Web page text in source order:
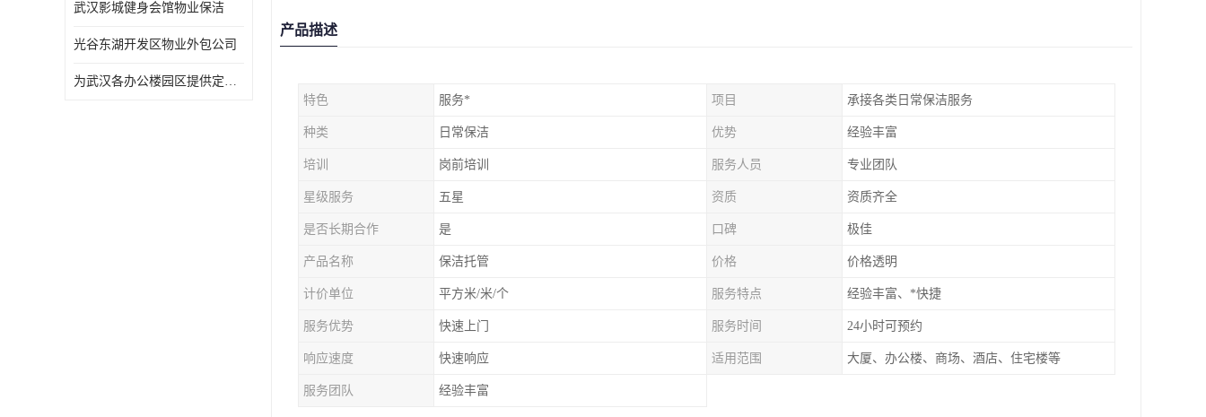
武汉影城健身会馆物业保洁
光谷东湖开发区物业外包公司
为武汉各办公楼园区提供定点保洁服务
产品描述
特色 服务* 项目 承接各类日常保洁服务
种类 日常保洁 优势 经验丰富
培训 岗前培训 服务人员 专业团队
星级服务 五星 资质 资质齐全
是否长期合作 是 口碑 极佳
产品名称 保洁托管 价格 价格透明
计价单位 平方米/米/个 服务特点 经验丰富、*快捷
服务优势 快速上门 服务时间 24小时可预约
响应速度 快速响应 适用范围 大厦、办公楼、商场、酒店、住宅楼等
服务团队 经验丰富